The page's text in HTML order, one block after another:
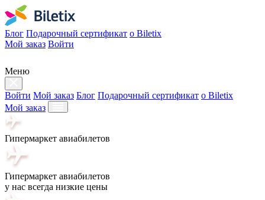
Блог Подарочный сертификат о Biletix
Мой заказ Войти
Меню
Войти Мой заказ Блог Подарочный сертификат о Biletix
Мой заказ
Гипермаркет авиабилетов
Гипермаркет авиабилетов
у нас всегда низкие цены